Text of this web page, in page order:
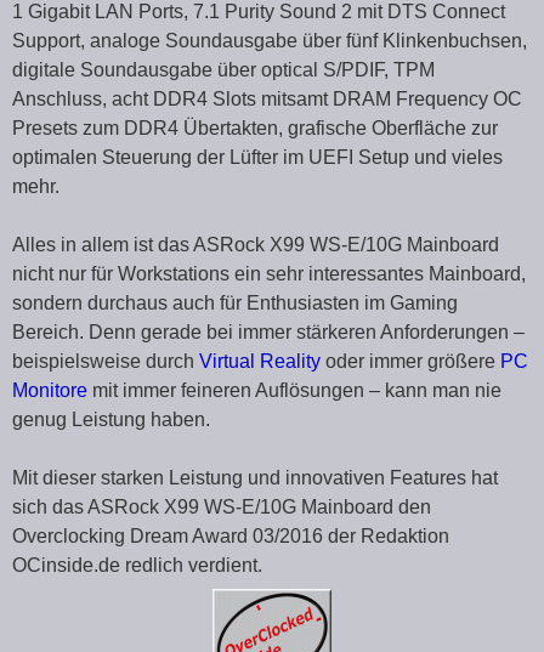
1 Gigabit LAN Ports, 7.1 Purity Sound 2 mit DTS Connect
Support, analoge Soundausgabe über fünf Klinkenbuchsen,
digitale Soundausgabe über optical S/PDIF, TPM
Anschluss, acht DDR4 Slots mitsamt DRAM Frequency OC
Presets zum DDR4 Übertakten, grafische Oberfläche zur
optimalen Steuerung der Lüfter im UEFI Setup und vieles
mehr.
Alles in allem ist das ASRock X99 WS-E/10G Mainboard
nicht nur für Workstations ein sehr interessantes Mainboard,
sondern durchaus auch für Enthusiasten im Gaming
Bereich. Denn gerade bei immer stärkeren Anforderungen –
beispielsweise durch Virtual Reality oder immer größere PC
Monitore mit immer feineren Auflösungen – kann man nie
genug Leistung haben.
Mit dieser starken Leistung und innovativen Features hat
sich das ASRock X99 WS-E/10G Mainboard den
Overclocking Dream Award 03/2016 der Redaktion
OCinside.de redlich verdient.